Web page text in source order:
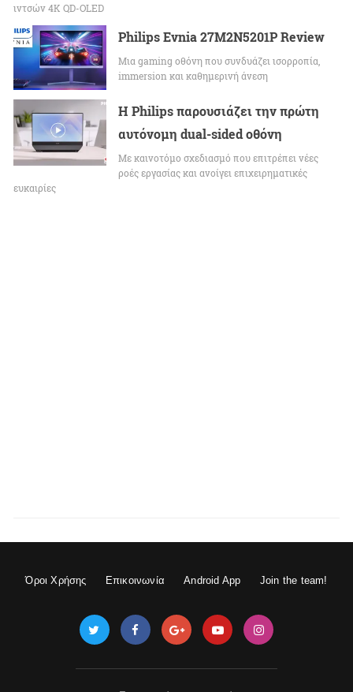
ιντσών 4K QD-OLED
Philips Evnia 27M2N5201P Review
Μια gaming οθόνη που συνδυάζει ισορροπία,
immersion και καθημερινή άνεση
Η Philips παρουσιάζει την πρώτη
αυτόνομη dual-sided οθόνη
Με καινοτόμο σχεδιασμό που επιτρέπει νέες
ροές εργασίας και ανοίγει επιχειρηματικές
ευκαιρίες
Όροι Χρήσης Επικοινωνία Android App Join the team!